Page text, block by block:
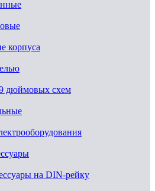
корпуса
дюймовых схем
на DIN-рейку